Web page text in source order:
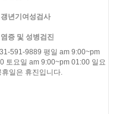
갱년기여성검사
염증 및 성병검진